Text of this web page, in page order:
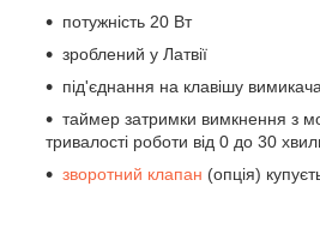
потужність 20 Вт
зроблений у Латвії
під'єднання на клавішу вимикача
таймер затримки вимкнення з
тривалості роботи від 0 до 30
зворотний клапан (опція)